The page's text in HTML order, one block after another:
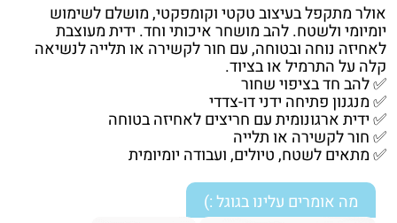
אולר מתקפל בעיצוב טקטי וקומפקטי, מושלם לשימוש
יומיומי ולשטח. להב מושחר איכותי וחד. ידית מעוצבת
לאחיזה נוחה ובטוחה, עם חור לקשירה או תלייה לנשיאה
קלה על התרמיל או בציוד.
✅ להב חד בציפוי שחור
✅ מנגנון פתיחה ידני דו-צדדי
✅ ידית ארגונומית עם חריצים לאחיזה בטוחה
✅ חור לקשירה או תלייה
✅ מתאים לשטח, טיולים, ועבודה יומיומית
מה אומרים עלינו בגוגל :)